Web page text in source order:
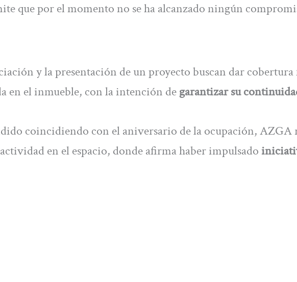
que por el momento no se ha alcanzado ningún
y la presentación de un proyecto buscan dar
en el inmueble, con la intención degarantizar su
coincidiendo con el aniversario de la ocupación, AZGA
en el espacio, donde afirma haber impulsado